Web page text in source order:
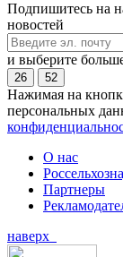
Подпишитесь на
новостей
и выберите
26 52
Нажимая на
персональных
О нас
Партнеры
наверх